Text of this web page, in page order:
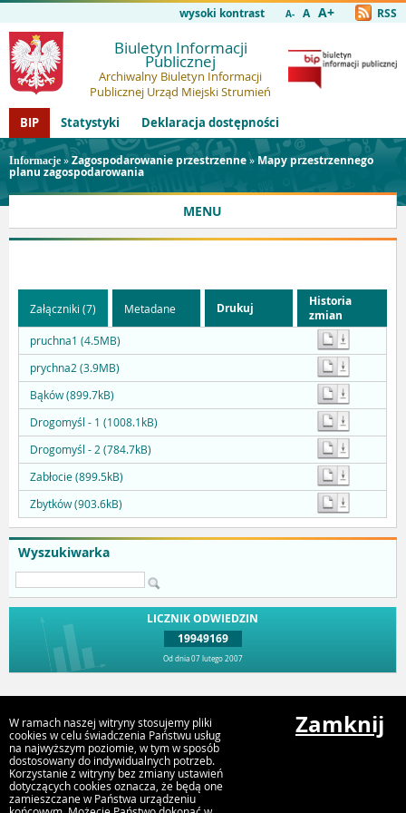
wysoki kontrast A- A A+ RSS
Biuletyn Informacji
Publicznej
Archiwalny Biuletyn Informacji
Publicznej Urząd Miejski Strumień
BIP
Statystyki Deklaracja dostępności
Informacje »Zagospodarowanie przestrzenne» Mapy przestrzennego
planu zagospodarowania
MENU
Wyszukiwarka
LICZNIK ODWIEDZIN
19949169
Od dnia 07 lutego 2007
Załączniki (7) Metadane Drukuj
Historia
zmian
pruchna1 (4.5MB)
prychna2 (3.9MB)
Bąków (899.7kB)
Drogomyśl - 1 (1008.1kB)
Drogomyśl - 2 (784.7kB)
Zabłocie (899.5kB)
Zbytków (903.6kB)
Urząd Miejski Strumień
ul. Rynek 4, 43-246 Strumień
W ramach naszej witryny stosujemy pliki
cookies w celu świadczenia Państwu usług
na najwyższym poziomie, w tym w sposób
dostosowany do indywidualnych potrzeb.
Korzystanie z witryny bez zmiany ustawień
dotyczących cookies oznacza, że będą one
zamieszczane w Państwa urządzeniu
Zamknij